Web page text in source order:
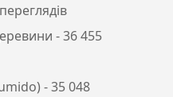
- 36 455
- 35 048